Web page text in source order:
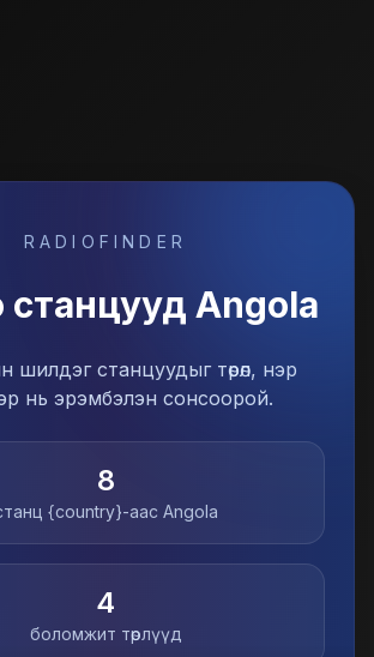
RADIOFINDER
станцууд Angola
шилдэг станцуудыг төрөл, нэр
нь эрэмбэлэн сонсоорой.
8
{country}-аас Angola
4
боломжит төрлүүд